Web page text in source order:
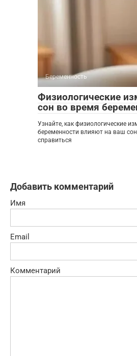
Беременность
Физиологические
сон во время
Узнайте, как физиологические
беременности влияют на ваш
справиться
Добавить комментарий
Имя
Email
Комментарий